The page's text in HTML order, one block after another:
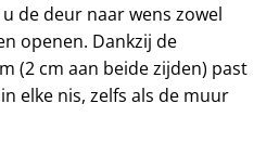
de deur naar wens zowel
openen. Dankzij de
(2 cm aan beide zijden) past
elke nis, zelfs als de muur